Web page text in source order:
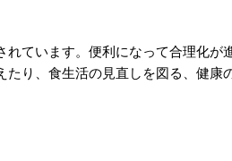
ています。便利になって合理化が
り、食生活の見直しを図る、健康